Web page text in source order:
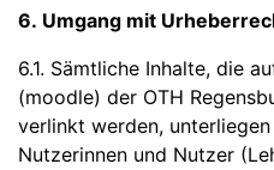
6. Umgang mit
6.1. Sämtliche Inhalte, die
(moodle) der OTH
verlinkt werden,
Nutzerinnen und Nutzer